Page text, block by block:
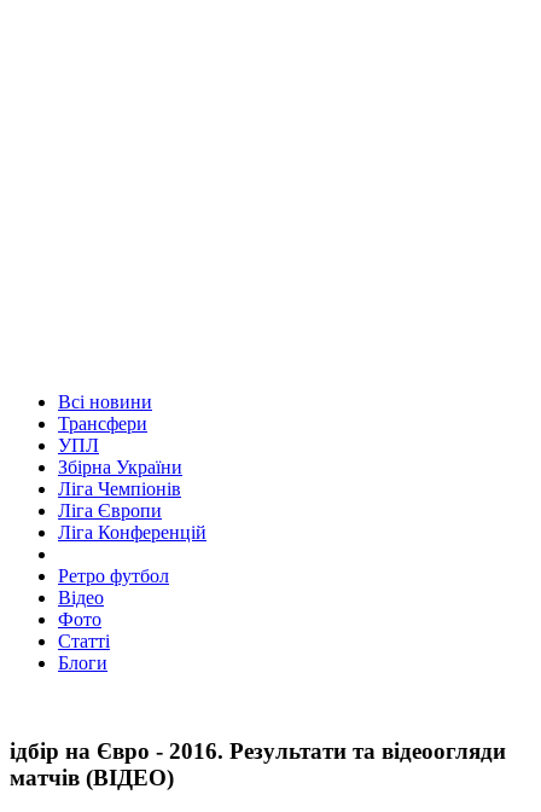
Всі новини
Трансфери
УПЛ
Збірна України
Ліга Чемпіонів
Ліга Європи
Ліга Конференцій
Ретро футбол
Відео
Фото
Статті
Блоги
ідбір на Євро - 2016. Результати та відеоогляди
матчів (ВІДЕО)